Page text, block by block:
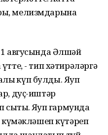
мелизмдарына
авгусында Әлшәй
- тип хәтирәләргә
күп булды. Яҡуп
дуҫ-иштәр
Яҡуп гармунда
күтәреп